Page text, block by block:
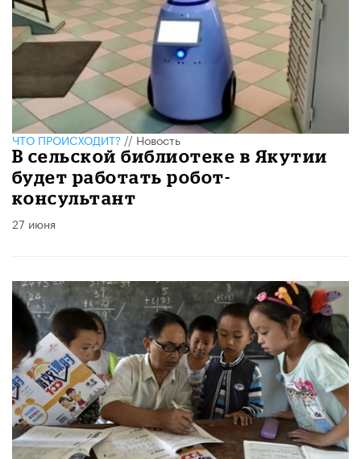
ЧТО ПРОИСХОДИТ?//Новость
В сельской библиотеке в Якутии
будет работать робот-
консультант
27 июня